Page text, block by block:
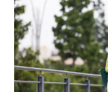
cu
săgeata
îndreptată
în
jos.
Închide
calendarul
apăsând
pe